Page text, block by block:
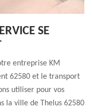
SE
entreprise KM
62580 et le transport
utiliser pour vos
la ville de Thelus 62580